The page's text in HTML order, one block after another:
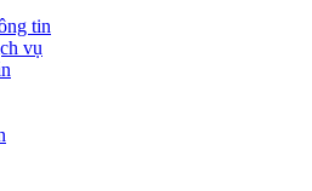
tin
vụ